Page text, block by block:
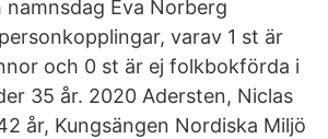
namnsdag Eva Norberg
varav 1 st är
och 0 st är ej folkbokförda i
35 år. 2020 Adersten, Niclas
år, Kungsängen Nordiska Miljö